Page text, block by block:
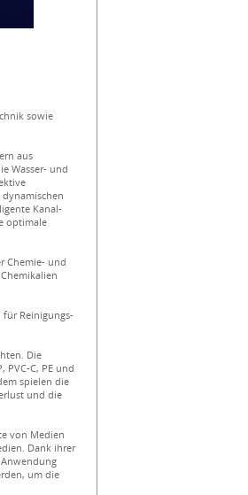
sowie
aus
Wasser- und
Kanal-
optimale
Chemie- und
Reinigungs-
Die
PVC-C, PE und
spielen die
und die
von Medien
Dank ihrer
um die